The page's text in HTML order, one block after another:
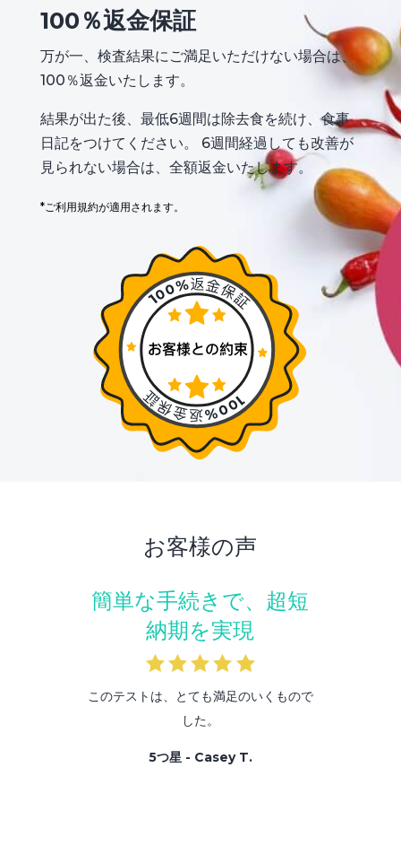
100％返金保証
万が一、検査結果にご満足いただけない場合は、
100％返金いたします。
結果が出た後、最低6週間は除去食を続け、食事
日記をつけてください。 6週間経過しても改善が
見られない場合は、全額返金いたします。
*ご利用規約が適用されます。
お客様の声
簡単な手続きで、超短
納期を実現
このテストは、とても満足のいくもので
した。
5つ星 - Casey T.